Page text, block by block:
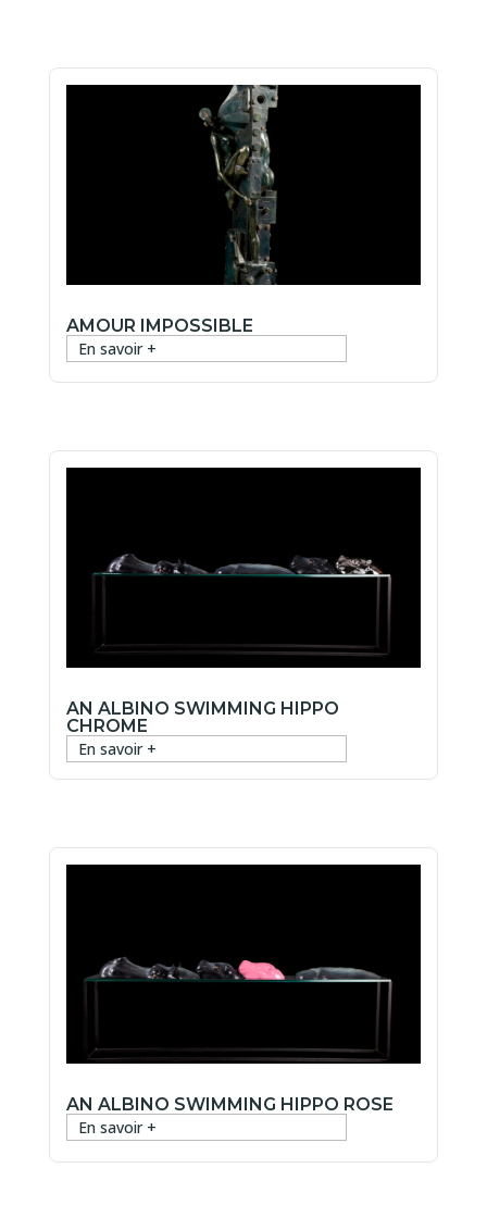
AMOUR IMPOSSIBLE
En savoir +
AN ALBINO SWIMMING HIPPO
CHROME
En savoir +
AN ALBINO SWIMMING HIPPO ROSE
En savoir +